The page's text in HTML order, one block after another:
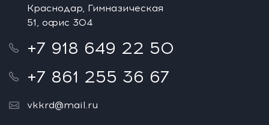
Краснодар, Гимназическая
51, офис 304
+7 918 649 22 50
+7 861 255 36 67
vkkrd@mail.ru